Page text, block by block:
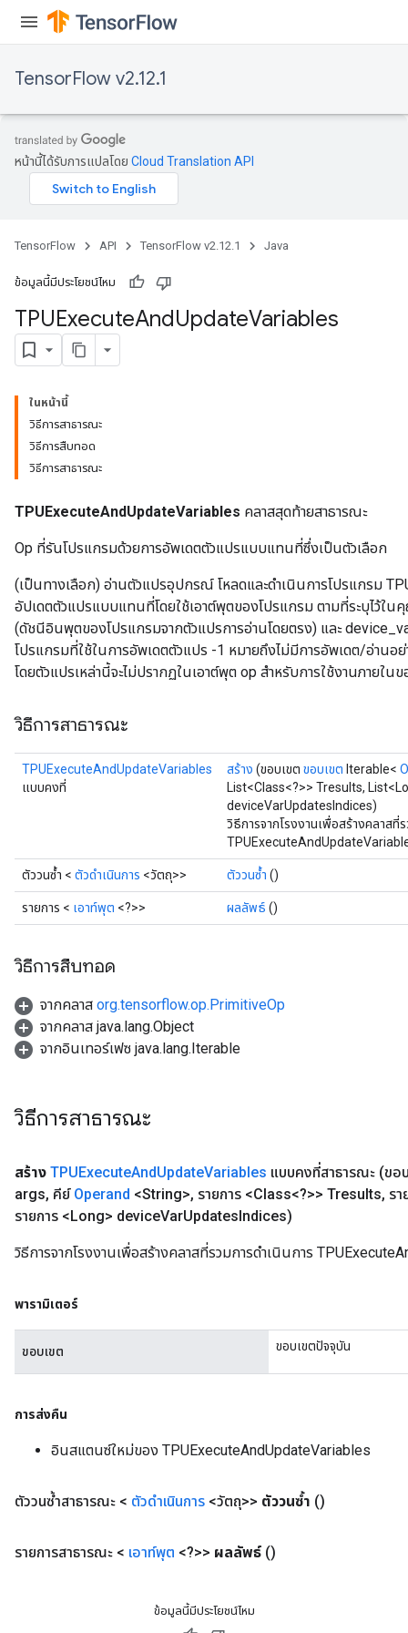
TensorFlow v2.12.1
หน้านี้ได้รับการแปลโดย Cloud Translation API
TensorFlow API TensorFlow v2.12.1 Java
ข้อมูลนี้มีประโยชน์ไหม
TPUExecuteAndUpdateVariables
ในหน้านี้
วิธีการสาธารณะ
วิธีการสืบทอด
วิธีการสาธารณะ
TPUExecuteAndUpdateVariables คลาสสุดท้ายสาธารณะ
Op ที่รันโปรแกรมด้วยการอัพเดตตัวแปรแบบแทนที่ซึ่งเป็นตัวเลือก
(เป็นทางเลือก) อ่านตัวแปรอุปกรณ์ โหลดและดำเนินการโปรแกรม
อัปเดตตัวแปรแบบแทนที่โดยใช้เอาต์พุตของโปรแกรม ตามที่ระบุไว้
(ดัชนีอินพุตของโปรแกรมจากตัวแปรการอ่านโดยตรง) และ
โปรแกรมที่ใช้ในการอัพเดตตัวแปร -1 หมายถึงไม่มีการอัพเดต/อ่านอ
โดยตัวแปรเหล่านี้จะไม่ปรากฏในเอาต์พุต op สำหรับการใช้งานภายใน
วิธีการสาธารณะ
TPUExecuteAndUpdateVariables
แบบคงที่
สร้าง (ขอบเขต ขอบเขต Iterable<
List<Class<?>> Tresults,
deviceVarUpdatesIndices)
วิธีการจากโรงงานเพื่อสร้างคลาสที่
ตัววนซ้ำ < ตัวดำเนินการ <วัตถุ>> ตัววนซ้ำ ()
รายการ < เอาท์พุต <?>> ผลลัพธ์ ()
วิธีการสืบทอด
จากคลาส org.tensorflow.op.PrimitiveOp
จากคลาส java.lang.Object
จากอินเทอร์เฟซ java.lang.Iterable
วิธีการสาธารณะ
สร้าง TPUExecuteAndUpdateVariables แบบคงที่สาธารณะ (ขอ
args, คีย์ Operand <String>, รายการ <Class<?>> Tresults, ร
รายการ <Long> deviceVarUpdatesIndices)
วิธีการจากโรงงานเพื่อสร้างคลาสที่รวมการดำเนินการ
พารามิเตอร์
ขอบเขต ขอบเขตปัจจุบัน
การส่งคืน
อินสแตนซ์ใหม่ของ TPUExecuteAndUpdateVariables
ตัววนซ้ำสาธารณะ < ตัวดำเนินการ <วัตถุ>> ตัววนซ้ำ ()
รายการสาธารณะ < เอาท์พุต <?>> ผลลัพธ์ ()
ข้อมูลนี้มีประโยชน์ไหม